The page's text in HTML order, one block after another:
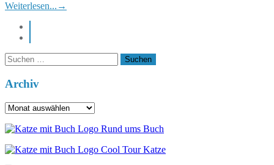
Weiterlesen... →
Suchen
nach:
Archiv
Archiv